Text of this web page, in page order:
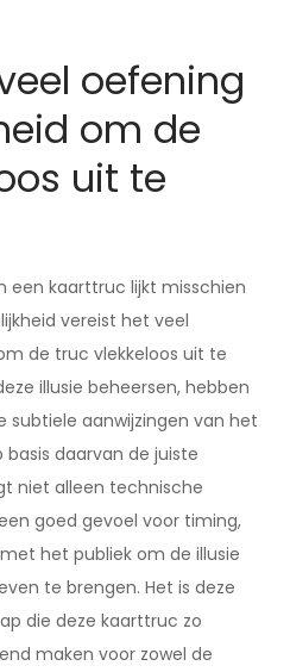
oefening
om de
uit te
een kaarttruc lijkt misschien
vereist het veel
de truc vlekkeloos uit te
illusie beheersen, hebben
aanwijzingen van het
daarvan de juiste
niet alleen technische
goed gevoel voor timing,
het publiek om de illusie
te brengen. Het is deze
die deze kaarttruc zo
maken voor zowel de